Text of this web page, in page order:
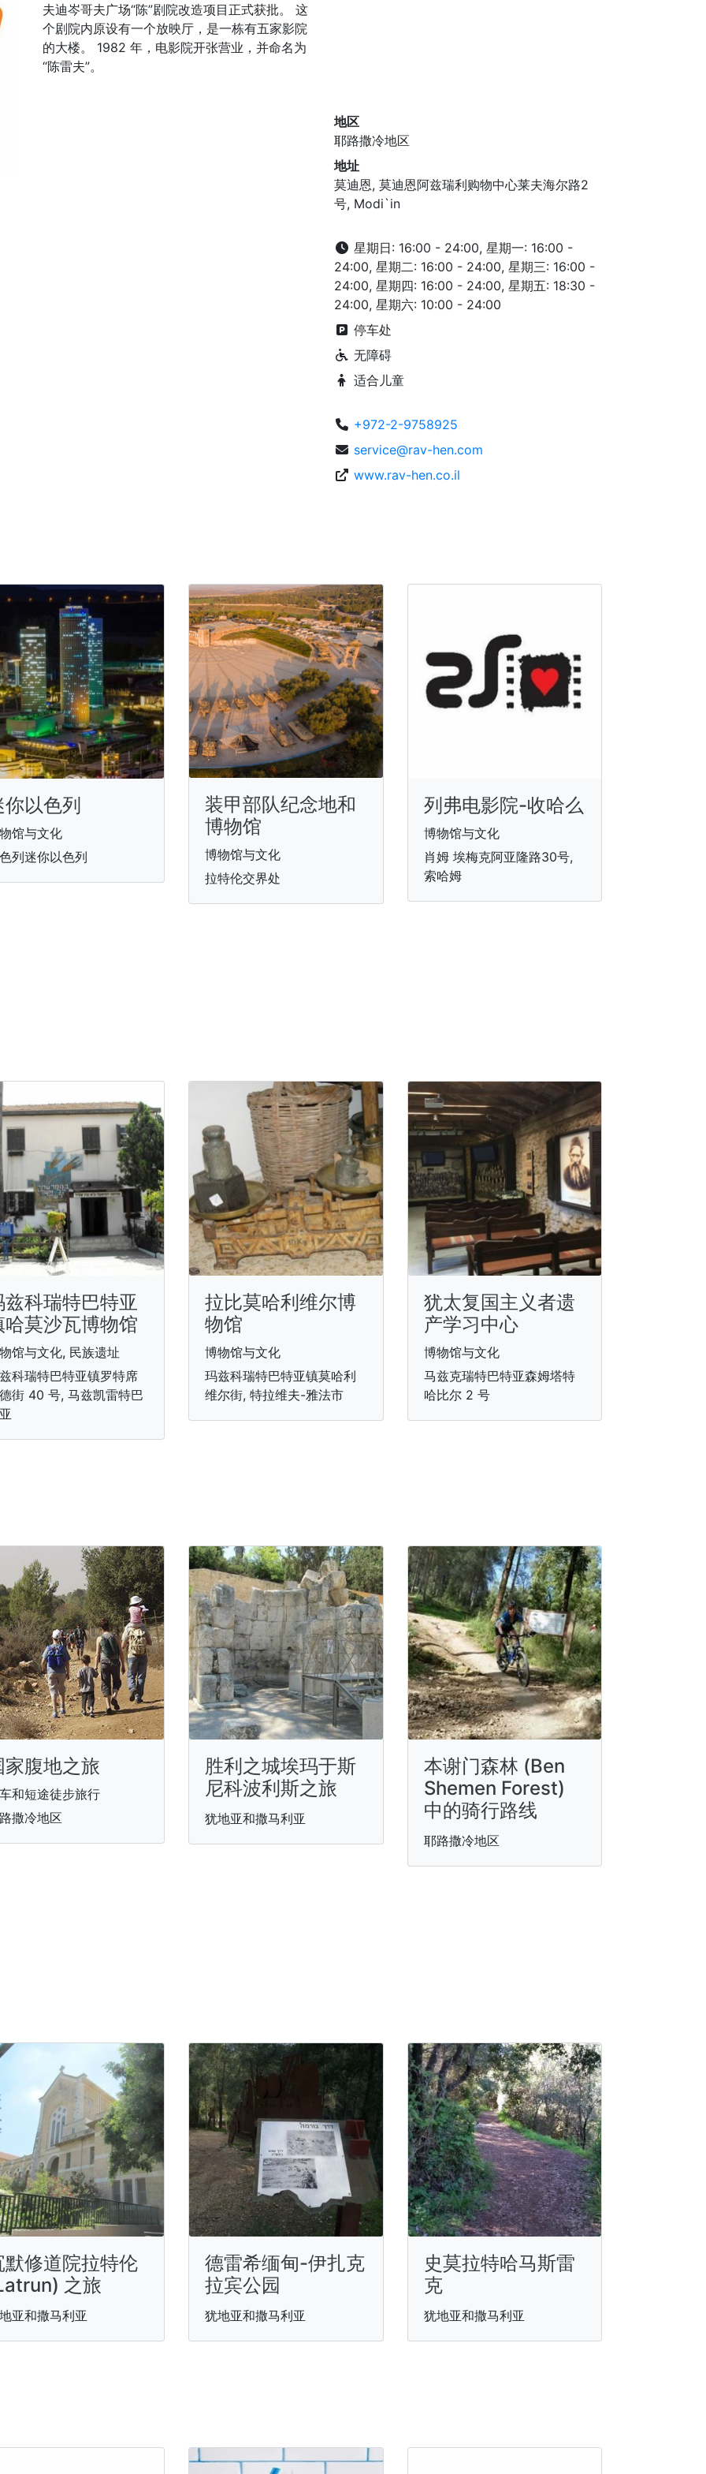
夫迪岑哥夫广场“陈”剧院改造项目正式获批。 这
个剧院内原设有一个放映厅，是一栋有五家影院
的大楼。 1982 年，电影院开张营业，并命名为
“陈雷夫”。
地区
耶路撒冷地区
地址
莫迪恩, 莫迪恩阿兹瑞利购物中心莱夫海尔路2
号, Modi`in
星期日: 16:00 - 24:00, 星期一: 16:00 -
24:00, 星期二: 16:00 - 24:00, 星期三: 16:00 -
24:00, 星期四: 16:00 - 24:00, 星期五: 18:30 -
24:00, 星期六: 10:00 - 24:00
停车处
无障碍
适合儿童
+972-2-9758925
service@rav-hen.com
www.rav-hen.co.il
你以色列
馆与文化
列迷你以色列
装甲部队纪念地和
博物馆
博物馆与文化
拉特伦交界处
列弗电影院-收哈么
博物馆与文化
肖姆 埃梅克阿亚隆路30号,
索哈姆
兹科瑞特巴特亚
哈莫沙瓦博物馆
馆与文化, 民族遗址
科瑞特巴特亚镇罗特席
街 40 号, 马兹凯雷特巴
拉比莫哈利维尔博
物馆
博物馆与文化
玛兹科瑞特巴特亚镇莫哈利
维尔街, 特拉维夫-雅法市
犹太复国主义者遗
产学习中心
博物馆与文化
马兹克瑞特巴特亚森姆塔特
哈比尔 2 号
家腹地之旅
和短途徒步旅行
撒冷地区
胜利之城埃玛于斯
尼科波利斯之旅
犹地亚和撒马利亚
本谢门森林 (Ben
Shemen Forest)
中的骑行路线
耶路撒冷地区
默修道院拉特伦
之旅
亚和撒马利亚
德雷希缅甸-伊扎克
拉宾公园
犹地亚和撒马利亚
史莫拉特哈马斯雷
克
犹地亚和撒马利亚